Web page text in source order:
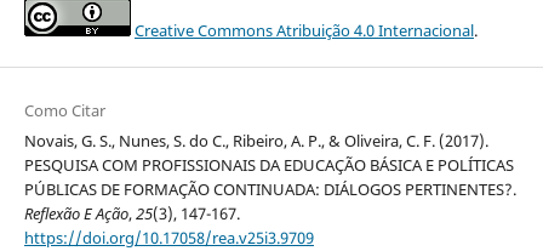
Creative Commons Atribuição 4.0 Internacional.
Como Citar
Novais, G. S., Nunes, S. do C., Ribeiro, A. P., & Oliveira, C. F. (2017).
PESQUISA COM PROFISSIONAIS DA EDUCAÇÃO BÁSICA E POLÍTICAS
PÚBLICAS DE FORMAÇÃO CONTINUADA: DIÁLOGOS PERTINENTES?.
Reflexão E Ação,25(3), 147-167.
https://doi.org/10.17058/rea.v25i3.9709